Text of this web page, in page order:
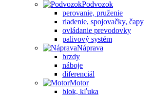
Podvozok
perovanie, pruženie
riadenie, spojovačky, čapy
ovládanie prevodovky
palivový systém
Náprava
brzdy
náboje
diferenciál
Motor
blok, kľuka